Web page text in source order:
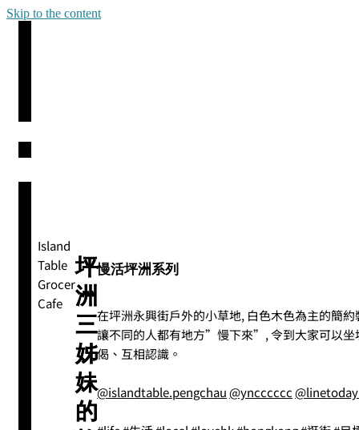
Skip to the content
Island
Table
Grocer
Cafe
坪
洲
三
姊
妹
的
慢活坪洲系列
在坪洲永興街戶外的小草地, 白色木色為主的簡
讓不同的人都有地方”慢下來”, 令到大家可以坐
偈、互相認識。
@islandtable.pengchau@yncccccc